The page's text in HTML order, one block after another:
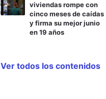
viviendas rompe con
cinco meses de caídas
y firma su mejor junio
en 19 años
Ver todos los contenidos